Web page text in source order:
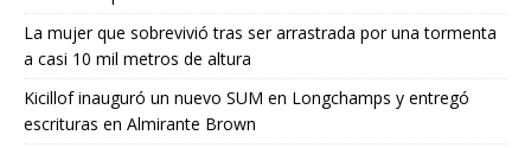
La mujer que sobrevivió tras ser arrastrada por una tormenta
a casi 10 mil metros de altura
Kicillof inauguró un nuevo SUM en Longchamps y entregó
escrituras en Almirante Brown